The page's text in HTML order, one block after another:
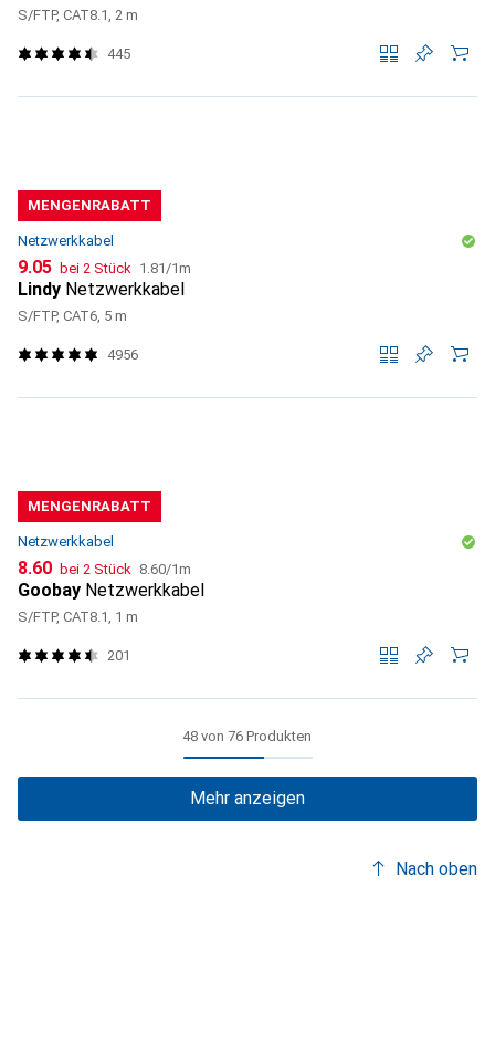
S/FTP, CAT8.1, 2 m
445
MENGENRABATT
Netzwerkkabel
CHF
9.05 bei 2 Stück CHF
1.81/1m
Lindy Netzwerkkabel
S/FTP, CAT6, 5 m
4956
MENGENRABATT
Netzwerkkabel
CHF
8.60 bei 2 Stück CHF
8.60/1m
Goobay Netzwerkkabel
S/FTP, CAT8.1, 1 m
201
48 von 76 Produkten
Mehr anzeigen
Nach oben